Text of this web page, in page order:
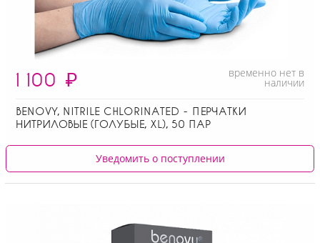
1 100 ₽ временно нет в
наличии
BENOVY, NITRILE CHLORINATED - ПЕРЧАТКИ
НИТРИЛОВЫЕ (ГОЛУБЫЕ, XL), 50 ПАР
Уведомить о поступлении